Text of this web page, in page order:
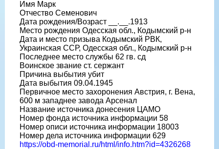
Имя Марк
Отчество Семенович
Дата рождения/Возраст __.__.1913
Место рождения Одесская обл., Кодымский р-н
Дата и место призыва Кодымский РВК,
Украинская ССР, Одесская обл., Кодымский р-н
Последнее место службы 62 гв. сд
Воинское звание ст. сержант
Причина выбытия убит
Дата выбытия 09.04.1945
Первичное место захоронения Австрия, г. Вена,
600 м западнее завода Арсенал
Название источника донесения ЦАМО
Номер фонда источника информации 58
Номер описи источника информации 18003
Номер дела источника информации 629
https://obd-memorial.ru/html/info.htm?id=4326268